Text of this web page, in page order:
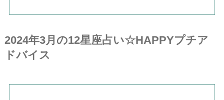
2024年3月の12星座占い☆HAPPYプチア
ドバイス